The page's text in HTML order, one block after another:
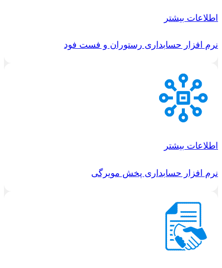
اطلاعات بیشتر
نرم افزار حسابداری رستوران و فست فود
اطلاعات بیشتر
نرم افزار حسابداری پخش مویرگی